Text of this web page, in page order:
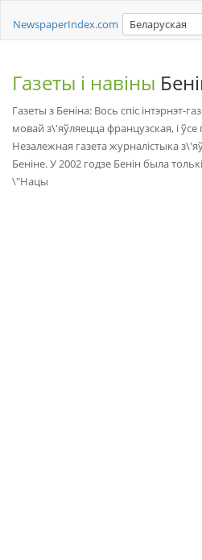
NewspaperIndex.com Беларуская
Газеты і навіны
Газеты з Беніна: Вось спіс інтэрнэт-
мовай з\'яўляецца французская, і
Незалежная газета журналістыка
Беніне. У 2002 годзе Бенін была
\"Нацы